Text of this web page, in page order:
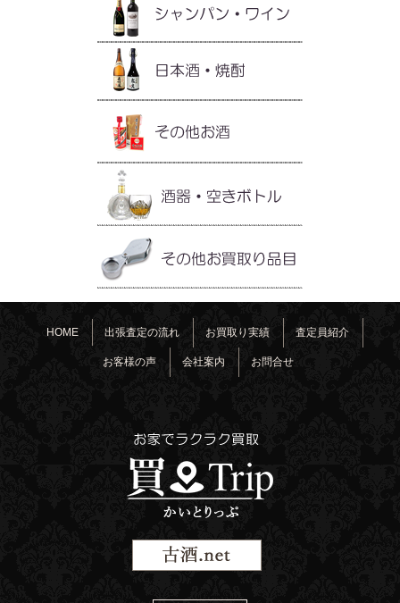
HOME 出張査定の流れ お買取り実績 査定員紹介
お客様の声 会社案内 お問合せ